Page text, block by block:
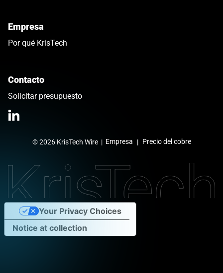
Empresa
Por qué KrisTech
Contacto
Solicitar presupuesto
Link opens in a new tab
© 2026 KrisTech Wire| Empresa Precio del cobre
Notice at collection
Your Privacy Choices